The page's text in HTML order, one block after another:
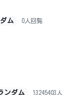
ム 0人回覧
ンダム 13245403人